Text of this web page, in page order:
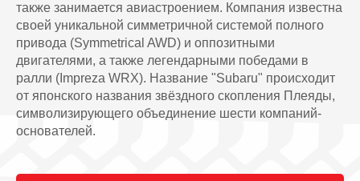
также занимается авиастроением. Компания известна
своей уникальной симметричной системой полного
привода (Symmetrical AWD) и оппозитными
двигателями, а также легендарными победами в
ралли (Impreza WRX). Название "Subaru" происходит
от японского названия звёздного скопления Плеяды,
символизирующего объединение шести компаний-
основателей.